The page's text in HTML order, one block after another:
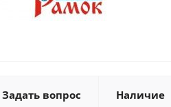
Задать вопрос Наличие